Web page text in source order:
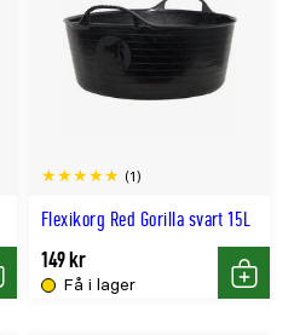
Flexikorg Red Gorilla svart 15L
(1)
Få i lager
149 kr
Köp